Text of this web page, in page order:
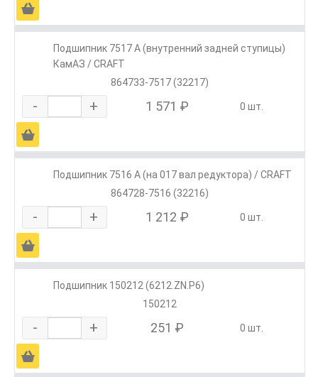
Ä
Подшипник 7517 А (внутренний задней ступицы)
КамАЗ / CRAFT
864733-7517 (32217)
- + 1 571 ₽ 0 шт.
Ä
Подшипник 7516 А (на 017 вал редуктора) / CRAFT
864728-7516 (32216)
- + 1 212 ₽ 0 шт.
Ä
Подшипник 150212 (6212.ZN.P6)
150212
- + 251 ₽ 0 шт.
Ä